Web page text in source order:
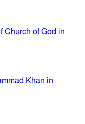
Church of God in
Khan in